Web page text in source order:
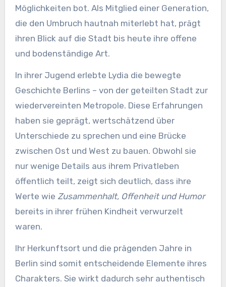
Möglichkeiten bot. Als Mitglied einer Generation,
die den Umbruch hautnah miterlebt hat, prägt
ihren Blick auf die Stadt bis heute ihre offene
und bodenständige Art.
In ihrer Jugend erlebte Lydia die bewegte
Geschichte Berlins – von der geteilten Stadt zur
wiedervereinten Metropole. Diese Erfahrungen
haben sie geprägt, wertschätzend über
Unterschiede zu sprechen und eine Brücke
zwischen Ost und West zu bauen. Obwohl sie
nur wenige Details aus ihrem Privatleben
öffentlich teilt, zeigt sich deutlich, dass ihre
Werte wie Zusammenhalt, Offenheit und Humor
bereits in ihrer frühen Kindheit verwurzelt
waren.
Ihr Herkunftsort und die prägenden Jahre in
Berlin sind somit entscheidende Elemente ihres
Charakters. Sie wirkt dadurch sehr authentisch